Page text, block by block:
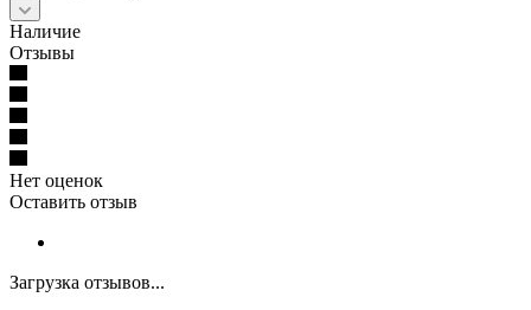
Наличие
Отзывы
Нет оценок
Оставить отзыв
Загрузка отзывов...